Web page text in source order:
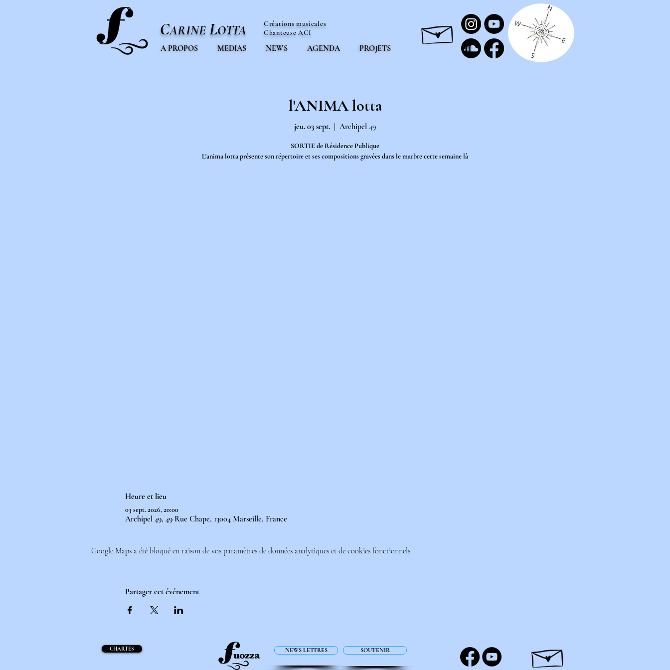
CARINE LOTTA
Créations musicales
Chanteuse ACI
A PROPOS MEDIAS NEWS AGENDA PROJETS
l'ANIMA lotta
jeu. 03 sept.
  |
Archipel 49
SORTIE de Résidence Publique
L'anima lotta présente son répertoire et ses compositions gravées dans le marbre cette semaine là
Heure et lieu
03 sept. 2026, 20:00
Archipel 49, 49 Rue Chape, 13004 Marseille, France
Google Maps a été bloqué en raison de vos paramètres de données analytiques et de cookies fonctionnels.
Partager cet événement
CHARTES NEWS LETTRES SOUTENIR